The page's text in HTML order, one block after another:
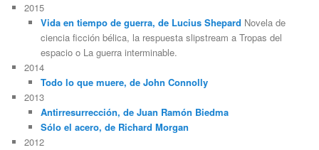
2015
Vida en tiempo de guerra, de Lucius Shepard Novela de
ciencia ficción bélica, la respuesta slipstream a Tropas del
espacio o La guerra interminable.
2014
Todo lo que muere, de John Connolly
2013
Antirresurrección, de Juan Ramón Biedma
Sólo el acero, de Richard Morgan
2012